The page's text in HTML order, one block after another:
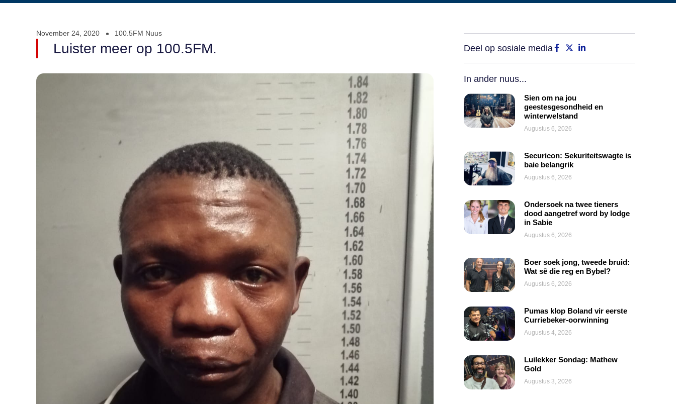
November 24, 2020 100.5FM Nuus
Luister meer op 100.5FM. Deel op sosiale media
In ander nuus...
Sien om na jou
geestesgesondheid en
winterwelstand
Augustus 6, 2026
Securicon: Sekuriteitswagte is
baie belangrik
Augustus 6, 2026
Ondersoek na twee tieners
dood aangetref word by lodge
in Sabie
Augustus 6, 2026
Boer soek jong, tweede bruid:
Wat sê die reg en Bybel?
Augustus 6, 2026
Pumas klop Boland vir eerste
Curriebeker-oorwinning
Augustus 4, 2026
Luilekker Sondag: Mathew
Gold
Augustus 3, 2026